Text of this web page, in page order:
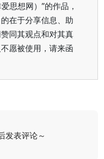
思想网）”的作品，
在于分享信息、助
同其观点和对其真
愿被使用，请来函
发表评论～